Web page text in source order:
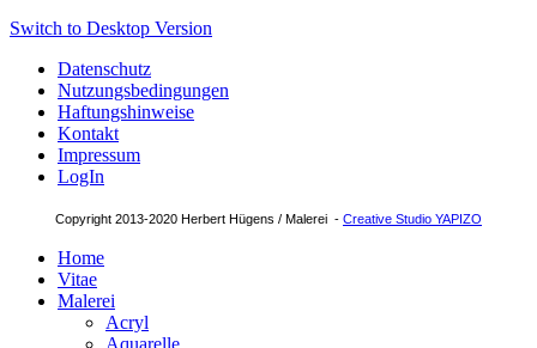
Switch to Desktop Version
Datenschutz
Nutzungsbedingungen
Haftungshinweise
Kontakt
Impressum
LogIn
Copyright 2013-2020 Herbert Hügens / Malerei - Creative Studio YAPIZO
Home
Vitae
Malerei
Acryl
Aquarelle